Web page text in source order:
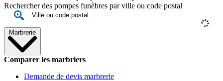
Rechercher des pompes funèbres par ville ou code postal
Marbrerie
Comparer les marbriers
Demande de devis marbrerie